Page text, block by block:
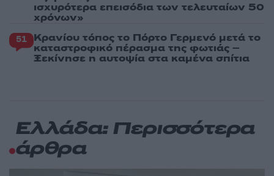
ισχυρότερα επεισόδια των τελευταίων 50
χρόνων»
51 Κρανίου τόπος το Πόρτο Γερμενό μετά το
καταστροφικό πέρασμα της φωτιάς –
Ξεκίνησε η αυτοψία στα καμένα σπίτια
Ελλάδα: Περισσότερα
άρθρα